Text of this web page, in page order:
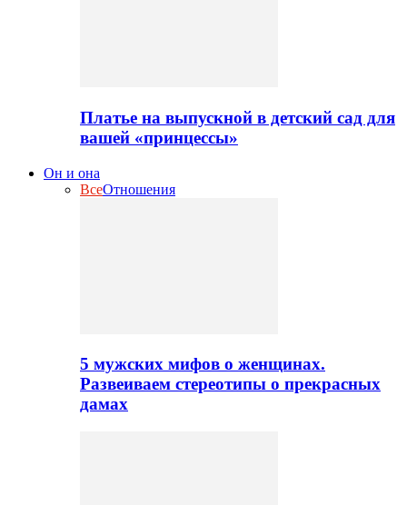
Платье на выпускной в детский сад для
вашей «принцессы»
Он и она
ВсеОтношения
5 мужских мифов о женщинах.
Развеиваем стереотипы о прекрасных
дамах